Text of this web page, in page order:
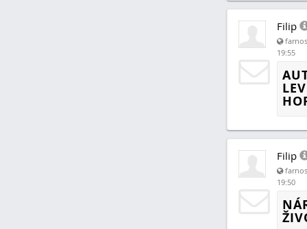
Filip
19:55
Filip
19:50